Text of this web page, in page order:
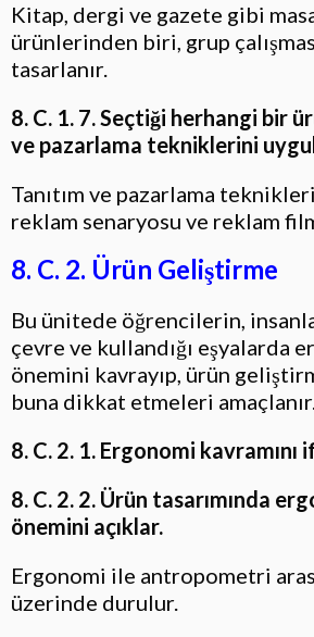
Kitap, dergi ve gazete gibi
ürünlerinden biri, grup
tasarlanır.
8. C. 1. 7. Seçtiği herhangi bir
ve pazarlama tekniklerini
Tanıtım ve pazarlama
reklam senaryosu ve reklam
8. C. 2. Ürün Geliştirme
Bu ünitede öğrencilerin,
çevre ve kullandığı eşyalarda
önemini kavrayıp, ürün
buna dikkat etmeleri
8. C. 2. 1. Ergonomi kavramını
8. C. 2. 2. Ürün tasarımında
önemini açıklar.
Ergonomi ile antropometri
üzerinde durulur.